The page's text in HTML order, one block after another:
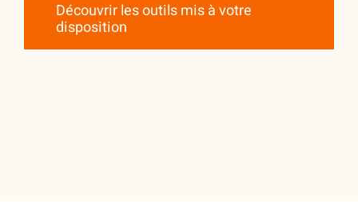
Découvrir les outils mis à votre
disposition